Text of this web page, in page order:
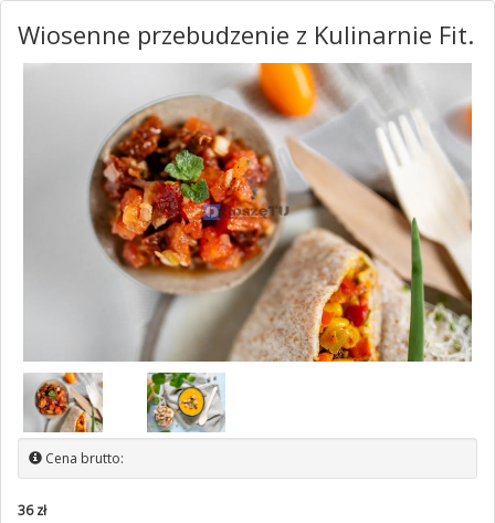
Wiosenne przebudzenie z Kulinarnie Fit.
Cena brutto:
36 zł